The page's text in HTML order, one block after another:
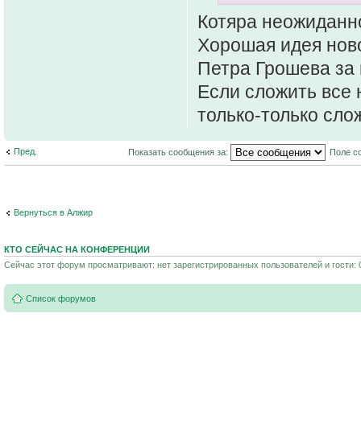
Котяра
Хорошая идея
Петра Грошева
Если сложить все
только-только
Пред. Показать сообщения за: Поле
Вернуться в Алжир
КТО СЕЙЧАС НА КОНФЕРЕНЦИИ
Сейчас этот форум просматривают: нет зарегистрированных пользователей и гости:
Список форумов